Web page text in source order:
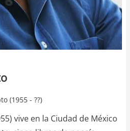
(1955 - ??)
vive en la Ciudad de México